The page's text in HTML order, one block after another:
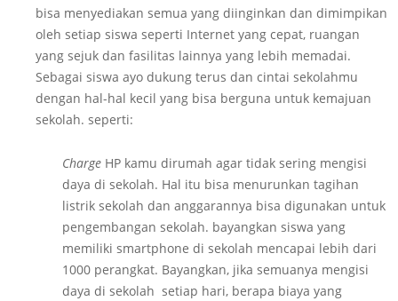
bisa menyediakan semua yang diinginkan dan dimimpikan
oleh setiap siswa seperti Internet yang cepat, ruangan
yang sejuk dan fasilitas lainnya yang lebih memadai.
Sebagai siswa ayo dukung terus dan cintai sekolahmu
dengan hal-hal kecil yang bisa berguna untuk kemajuan
sekolah. seperti:
Charge HP kamu dirumah agar tidak sering mengisi
daya di sekolah. Hal itu bisa menurunkan tagihan
listrik sekolah dan anggarannya bisa digunakan untuk
pengembangan sekolah. bayangkan siswa yang
memiliki smartphone di sekolah mencapai lebih dari
1000 perangkat. Bayangkan, jika semuanya mengisi
daya di sekolah setiap hari, berapa biaya yang